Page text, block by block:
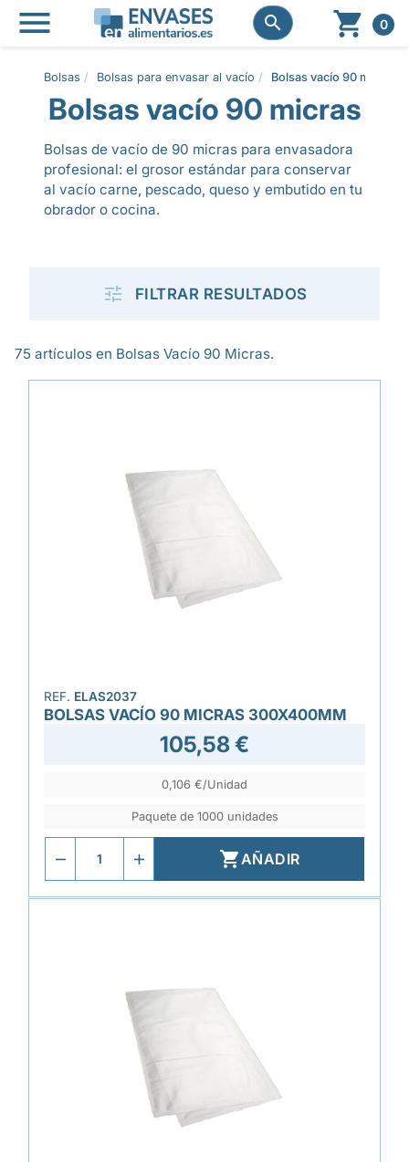
 
  0
Bolsas Bolsas para envasar al vacío Bolsas vacío 90 micras
Bolsas vacío 90 micras
Bolsas de vacío de 90 micras para envasadora
profesional: el grosor estándar para conservar
al vacío carne, pescado, queso y embutido en tu
obrador o cocina.
 FILTRAR RESULTADOS
75 artículos en Bolsas Vacío 90 Micras.
REF. ELAS2037
BOLSAS VACÍO 90 MICRAS 300X400MM
105,58 €
0,106 €/Unidad
Paquete de 1000 unidades
AÑADIR